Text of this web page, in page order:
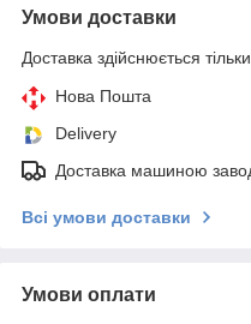
Умови доставки
Доставка здійснюється
Нова Пошта
Delivery
Доставка машиною
Всі умови доставки
Умови оплати